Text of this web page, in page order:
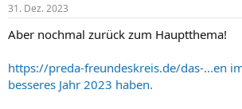
31. Dez. 2023
Aber nochmal zurück zum Hauptthema!
https://preda-freundeskreis.de/das-...en
besseres Jahr 2023 haben.